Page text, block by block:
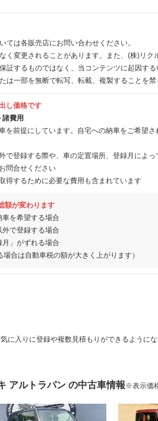
は各販売店にお問い合わせください。
く変更されることがあります。また、(株)リク
証するものではなく、当コンテンツに起因する
一部を無断で転写、転載、複製することを禁
し価格です
費用
を前提にしています。自宅への納車をご希望
で登録する際や、車の定置場所、登録月によ
問合せください
得するために必要な費用も含まれています
額が変わります
を希望する場合
で登録する場合
」がずれる場合
場合は自動車税の額が大きく上がります）
に入りに登録や複数見積もりができるようにな
アルトラパン の中古車情報※表示価